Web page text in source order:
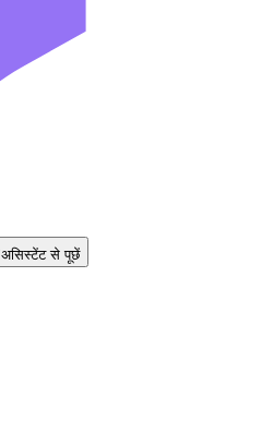
असिस्टेंट से पूछें